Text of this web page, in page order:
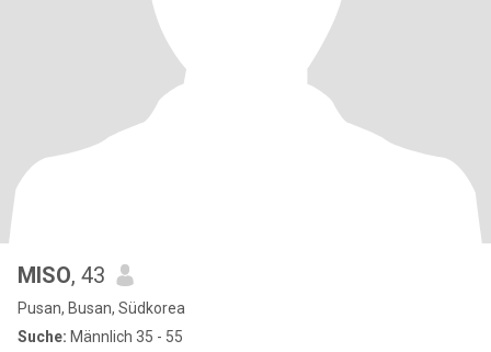
MISO, 43
Pusan, Busan, Südkorea
Suche: Männlich 35 - 55